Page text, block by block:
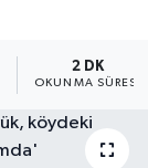
2 DK
OKUNMA SÜRESI